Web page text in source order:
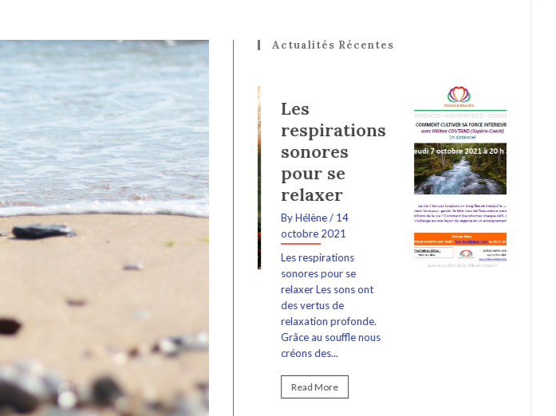
Actualités Récentes
Les
respirations
sonores
pour se
relaxer
By Hélène/ 14
sonores pour se
Grâce au souffle nous
créons des...
Read More
Conférence
« Cultiver
sa force
intérieure »
By Hélène/ 22
septembre 2021
Jeudi 7 octobre à
20h30 En visio Je suis
ravie d'animer la